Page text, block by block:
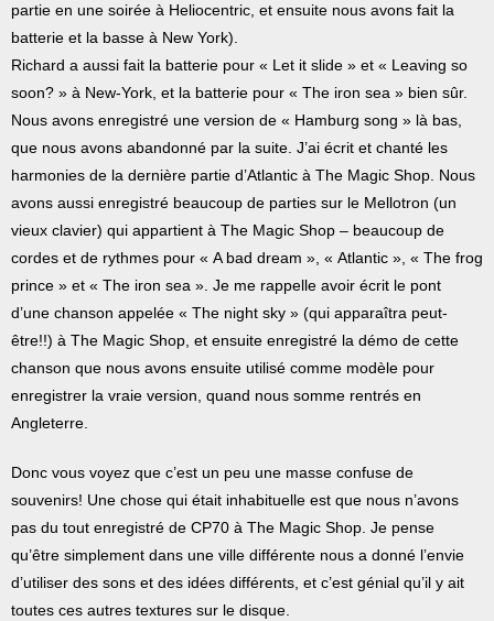
partie en une soirée à Heliocentric, et ensuite nous avons fait la
batterie et la basse à New York).
Richard a aussi fait la batterie pour « Let it slide » et « Leaving so
soon? » à New-York, et la batterie pour « The iron sea » bien sûr.
Nous avons enregistré une version de « Hamburg song » là bas,
que nous avons abandonné par la suite. J’ai écrit et chanté les
harmonies de la dernière partie d’Atlantic à The Magic Shop. Nous
avons aussi enregistré beaucoup de parties sur le Mellotron (un
vieux clavier) qui appartient à The Magic Shop – beaucoup de
cordes et de rythmes pour « A bad dream », « Atlantic », « The frog
prince » et « The iron sea ». Je me rappelle avoir écrit le pont
d’une chanson appelée « The night sky » (qui apparaîtra peut-
être!!) à The Magic Shop, et ensuite enregistré la démo de cette
chanson que nous avons ensuite utilisé comme modèle pour
enregistrer la vraie version, quand nous somme rentrés en
Angleterre.
Donc vous voyez que c’est un peu une masse confuse de
souvenirs! Une chose qui était inhabituelle est que nous n’avons
pas du tout enregistré de CP70 à The Magic Shop. Je pense
qu’être simplement dans une ville différente nous a donné l’envie
d’utiliser des sons et des idées différents, et c’est génial qu’il y ait
toutes ces autres textures sur le disque.